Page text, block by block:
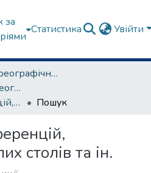
за
Статистика Увійти
Факультет хореографічного мистецтва
Кафедра бальної хореографії
матеріали конференцій, семінарів, круглих столів та ін.
Пошук
столів та ін.